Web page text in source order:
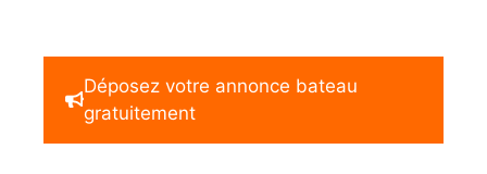
Déposez votre annonce bateau
gratuitement